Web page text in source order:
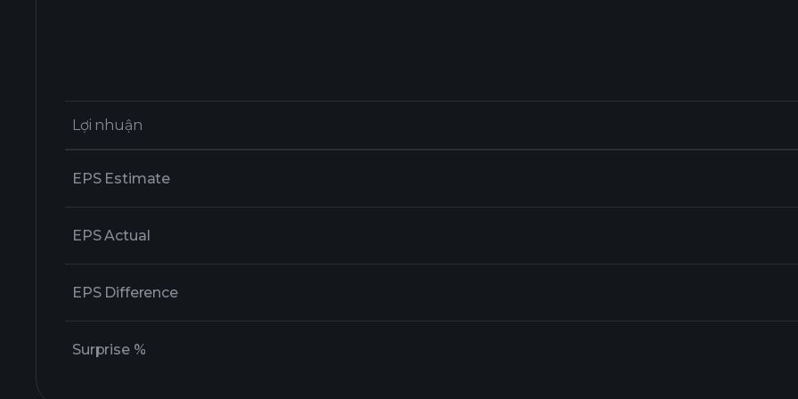
Lợi nhuận
Lợi nhuận
EPS Estimate
EPS Actual
EPS Difference
Surprise %